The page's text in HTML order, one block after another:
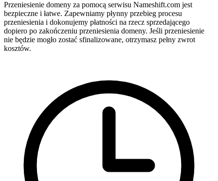
Przeniesienie domeny za pomocą serwisu Nameshift.com jest
bezpieczne i łatwe. Zapewniamy płynny przebieg procesu
przeniesienia i dokonujemy płatności na rzecz sprzedającego
dopiero po zakończeniu przeniesienia domeny. Jeśli przeniesienie
nie będzie mogło zostać sfinalizowane, otrzymasz pełny zwrot
kosztów.